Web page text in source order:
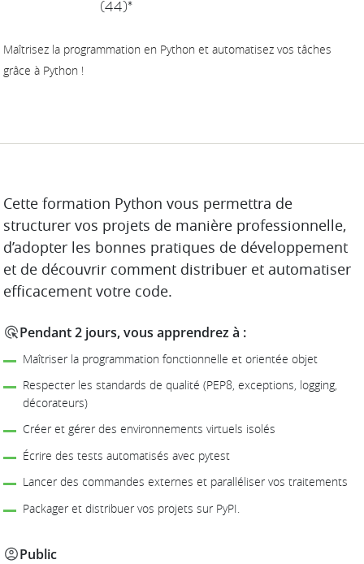
(44)*
Maîtrisez la programmation en Python et automatisez vos tâches
grâce à Python !
DESCRIPTION
Cette formation Python vous permettra de
structurer vos projets de manière professionnelle,
d’adopter les bonnes pratiques de développement
et de découvrir comment distribuer et automatiser
efficacement votre code.
Pendant 2 jours, vous apprendrez à :
Maîtriser la programmation fonctionnelle et orientée objet
Respecter les standards de qualité (PEP8, exceptions, logging,
décorateurs)
Créer et gérer des environnements virtuels isolés
Écrire des tests automatisés avec pytest
Lancer des commandes externes et paralléliser vos traitements
Packager et distribuer vos projets sur PyPI.
Public